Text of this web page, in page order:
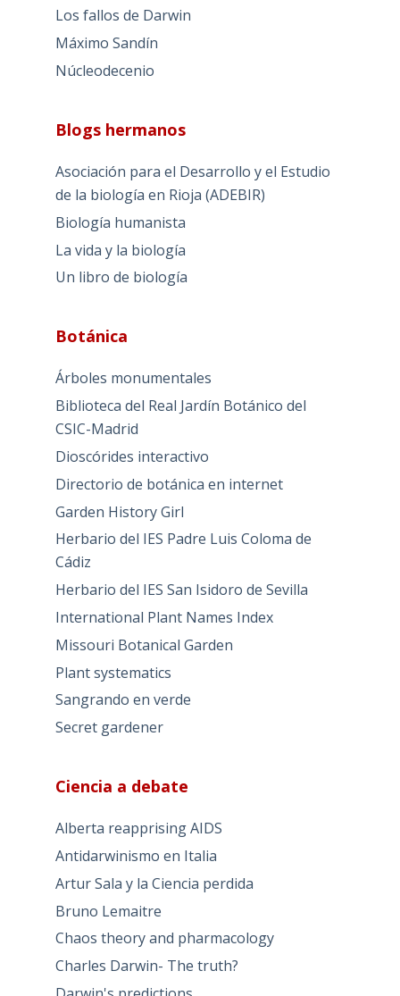
Los fallos de Darwin
Máximo Sandín
Núcleodecenio
Blogs hermanos
Asociación para el Desarrollo y el Estudio
de la biología en Rioja (ADEBIR)
Biología humanista
La vida y la biología
Un libro de biología
Botánica
Árboles monumentales
Biblioteca del Real Jardín Botánico del
CSIC-Madrid
Dioscórides interactivo
Directorio de botánica en internet
Garden History Girl
Herbario del IES Padre Luis Coloma de
Cádiz
Herbario del IES San Isidoro de Sevilla
International Plant Names Index
Missouri Botanical Garden
Plant systematics
Sangrando en verde
Secret gardener
Ciencia a debate
Alberta reapprising AIDS
Antidarwinismo en Italia
Artur Sala y la Ciencia perdida
Bruno Lemaitre
Chaos theory and pharmacology
Charles Darwin- The truth?